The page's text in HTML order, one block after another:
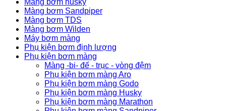
Màng bơm Sandpiper
Màng bơm TDS
Màng bơm Wilden
Máy bơm màng
Phụ kiện bơm định lượng
Phụ kiện bơm màng
Màng -bi- đế - trục - vòng đệm
Phụ kiện bơm màng Aro
Phụ kiện bơm màng Godo
Phụ kiện bơm màng Husky
Phụ kiện bơm màng Marathon